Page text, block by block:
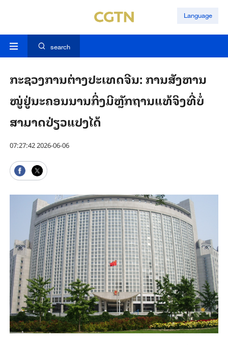
Language
search
ກະຊວງການຕ່າງປະເທດຈີນ: ການສັງຫານ
ໝູ່ຢູ່ນະຄອນນານກິ່ງມີຫຼັກຖານແທ້ຈິງທີ່ບໍ່
ສາມາດປ່ຽວແປງໄດ້
07:27:42 2026-06-06